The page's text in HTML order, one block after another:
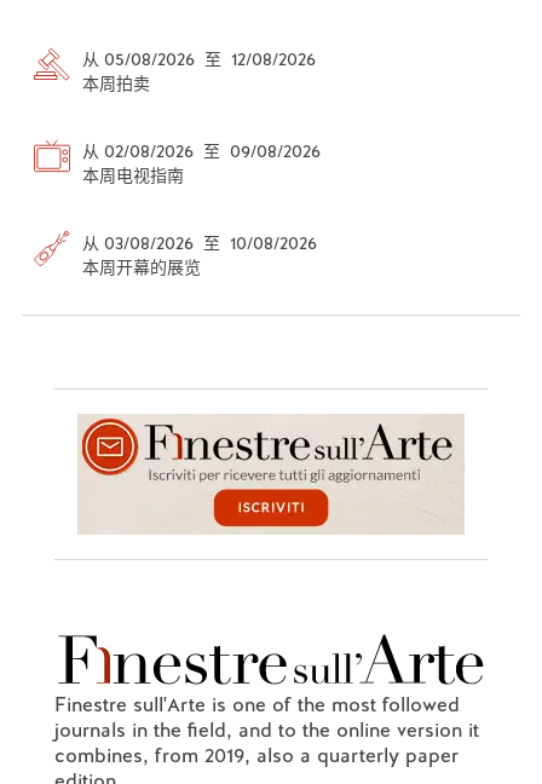
从 05/08/2026 至 12/08/2026
本周拍卖
从 02/08/2026 至 09/08/2026
本周电视指南
从 03/08/2026 至 10/08/2026
本周开幕的展览
Finestre sull'Arte is one of the most followed
journals in the field, and to the online version it
combines, from 2019, also a quarterly paper